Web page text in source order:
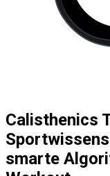
Calisthenics
smarte